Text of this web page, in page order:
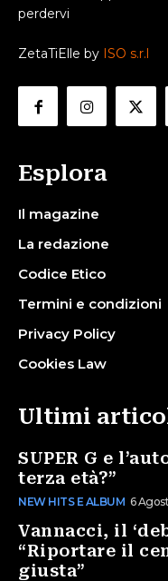
perdervi
ZetaTiElle by ISO s.r.l
Esplora
Il magazine
La redazione
Codice Etico
Termini e condizioni
Privacy Policy
Cookies Law
Ultimi
SUPER G e
terza età?”
NEW HITS E ALBUM 6
Vannacci, il
“Riportare il
giusta”